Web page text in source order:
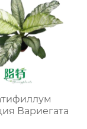
Вариегата